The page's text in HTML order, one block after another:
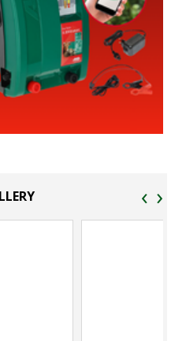
‹ ›